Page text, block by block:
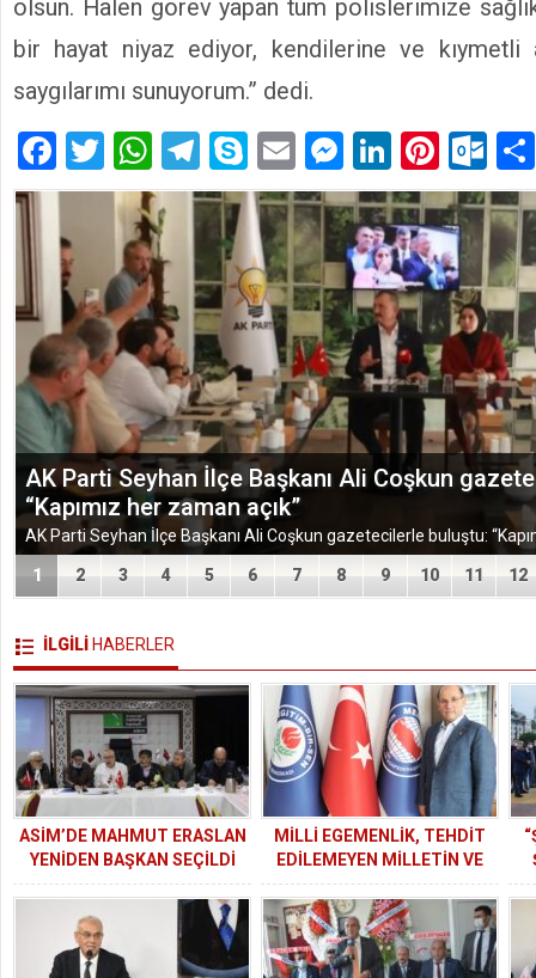
olsun. Halen görev yapan tüm polislerimize
bir hayat niyaz ediyor, kendilerine ve
saygılarımı sunuyorum.” dedi.
Facebook
TwitterWhatsApp
Telegram
SkypeEmailMessenger
LinkedIn
AK Parti Seyhan İlçe Başkanı Ali Coşkun
“Kapımız her zaman açık”
1 2 3 4 5 6 7 8 9 10 11 12
İLGİLİ HABERLER
ASİM’DE MAHMUT ERASLAN
YENİDEN BAŞKAN SEÇİLDİ
MİLLİ EGEMENLİK, TEHDİT
EDİLEMEYEN MİLLETİN VE
TAHDİT EDİLEMEYEN
DEVLETİN BİRLİĞİYLE
GÜÇLÜDÜR